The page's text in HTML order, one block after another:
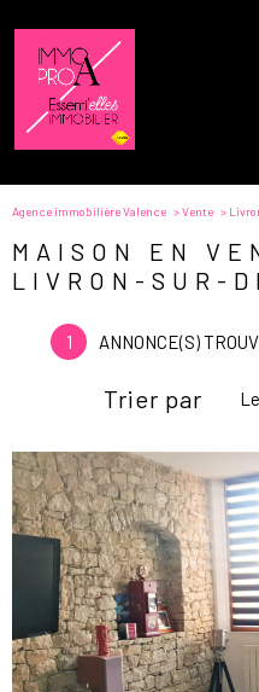
Agence immobilière Valence Vente
MAISON EN
LIVRON-SUR-
1 ANNONCE(S)
Trier par